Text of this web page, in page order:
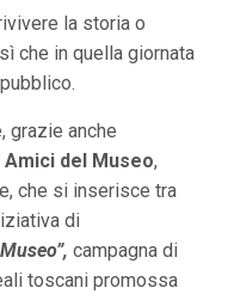
la storia o
che in quella giornata
grazie anche
Amici del Museo,
che si inserisce tra
di
campagna di
toscani promossa